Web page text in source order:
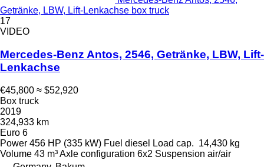
Getränke, LBW, Lift-Lenkachse box truck
17
VIDEO
Mercedes-Benz Antos, 2546, Getränke, LBW, Lift-
Lenkachse
€45,800 ≈ $52,920
Box truck
2019
324,933 km
Euro 6
Power 456 HP (335 kW) Fuel diesel Load cap. 14,430 kg
Volume 43 m³Axle configuration 6x2 Suspension air/air